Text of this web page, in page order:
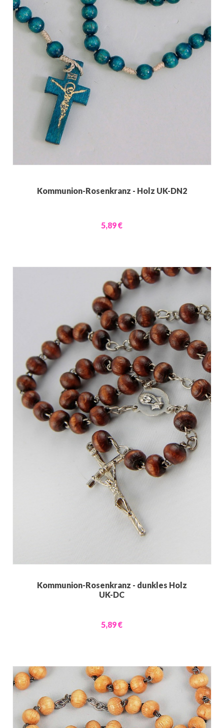
Kommunion-Rosenkranz - Holz UK-DN2
5,89 €
Kommunion-Rosenkranz - dunkles Holz
UK-DC
5,89 €